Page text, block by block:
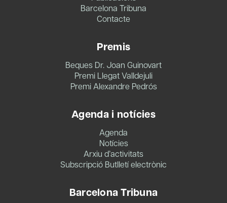
Barcelona Tribuna
Contacte
Premis
Beques Dr. Joan Guinovart
Premi Llegat Valldejuli
Premi Alexandre Pedrós
Agenda i notícies
Agenda
Notícies
Arxiu d’activitats
Subscripció Butlletí electrònic
Barcelona Tribuna